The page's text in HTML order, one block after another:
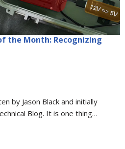
the Month: Recognizing
by Jason Black and initially
Blog. It is one thing…